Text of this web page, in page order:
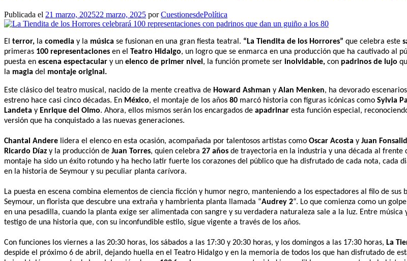
Publicada el 21 marzo, 202522 marzo, 2025 porCuestionesdePolítica
El terror, la comedia y la música se fusionan en una gran fiesta teatral. “La Tiendita de los Horrores” que celebra este
primeras 100 representaciones en el Teatro Hidalgo, un logro que se enmarca en una producción que ha cautivado al
puesta en escena espectacular y un elenco de primer nivel , la función promete ser inolvidable, con padrinos de lujo
la magia del montaje original.
Este clásico del teatro musical, nacido de la mente creativa de Howard Ashman y Alan Menken, ha devorado
estreno hace casi cinco décadas. En México, el montaje de los años 80 marcó historia con figuras icónicas como Sylvia
Landeta y Enrique del Olmo. Ahora, ellos mismos serán los encargados de apadrinar esta función especial,
versión que ha conquistado a las nuevas generaciones.
Chantal Andere lidera el elenco en esta ocasión, acompañada por talentosos artistas como Oscar Acosta y Juan
Ricardo Díaz y la producción de Juan Torres, quien celebra 27 años de trayectoria en la industria y una década al frente
montaje ha sido un éxito rotundo y ha hecho latir fuerte los corazones del público que ha disfrutado de cada nota, cada
en la historia de Seymour y su peculiar planta carívora.
La puesta en escena combina elementos de ciencia ficción y humor negro, manteniendo a los espectadores al filo de sus
Seymour, un florista que descubre una extraña y hambrienta planta llamada “Audrey 2“. Lo que comienza como un
en una pesadilla, cuando la planta exige ser alimentada con sangre y su verdadera naturaleza sale a la luz. Entre música
testigo de una historia que, con su inconfundible estilo, sigue vigente a través de los años.
Con funciones los viernes a las 20:30 horas, los sábados a las 17:30 y 20:30 horas, y los domingos a las 17:30 horas, La
despide el próximo 6 de abril, dejando huella en el Teatro Hidalgo y en la memoria de todos los que han disfrutado de